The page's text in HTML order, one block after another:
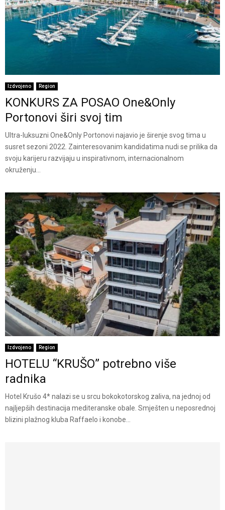
Izdvojeno Region
KONKURS ZA POSAO One&Only
Portonovi širi svoj tim
Ultra-luksuzni One&Only Portonovi najavio je širenje svog tima u
susret sezoni 2022. Zainteresovanim kandidatima nudi se prilika da
svoju karijeru razvijaju u inspirativnom, internacionalnom
okruženju...
Izdvojeno Region
HOTELU “KRUŠO” potrebno više
radnika
Hotel Krušo 4* nalazi se u srcu bokokotorskog zaliva, na jednoj od
najljepših destinacija mediteranske obale. Smješten u neposrednoj
blizini plažnog kluba Raffaelo i konobe...